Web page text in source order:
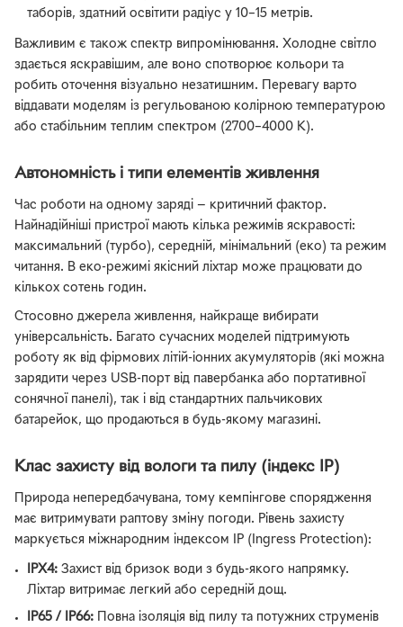
таборів, здатний освітити радіус у 10–15 метрів.
Важливим є також спектр випромінювання. Холодне світло
здається яскравішим, але воно спотворює кольори та
робить оточення візуально незатишним. Перевагу варто
віддавати моделям із регульованою колірною температурою
або стабільним теплим спектром (2700–4000 К).
Автономність і типи елементів живлення
Час роботи на одному заряді — критичний фактор.
Найнадійніші пристрої мають кілька режимів яскравості:
максимальний (турбо), середній, мінімальний (еко) та режим
читання. В еко-режимі якісний ліхтар може працювати до
кількох сотень годин.
Стосовно джерела живлення, найкраще вибирати
універсальність. Багато сучасних моделей підтримують
роботу як від фірмових літій-іонних акумуляторів (які можна
зарядити через USB-порт від павербанка або портативної
сонячної панелі), так і від стандартних пальчикових
батарейок, що продаються в будь-якому магазині.
Клас захисту від вологи та пилу (індекс IP)
Природа непередбачувана, тому кемпінгове спорядження
має витримувати раптову зміну погоди. Рівень захисту
маркується міжнародним індексом IP (Ingress Protection):
IPX4: Захист від бризок води з будь-якого напрямку.
Ліхтар витримає легкий або середній дощ.
IP65 / IP66: Повна ізоляція від пилу та потужних струменів